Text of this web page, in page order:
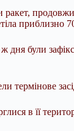
приблизно
були
термінове
в її